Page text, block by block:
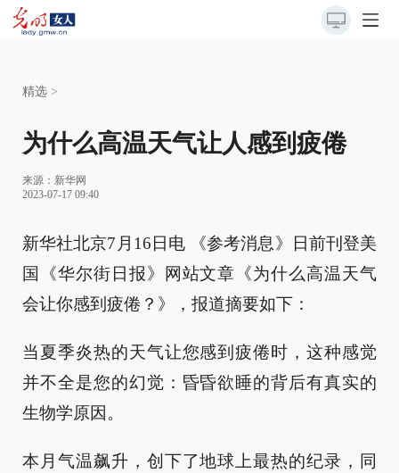
精选 >
为什么高温天气让人感到疲倦
来源： 新华网
2023-07-17 09:40
新华社北京7月16日电 《参考消息》日前刊登美
国《华尔街日报》网站文章《为什么高温天气
会让你感到疲倦？》，报道摘要如下：
当夏季炎热的天气让您感到疲倦时，这种感觉
并不全是您的幻觉：昏昏欲睡的背后有真实的
生物学原因。
本月气温飙升，创下了地球上最热的纪录，同